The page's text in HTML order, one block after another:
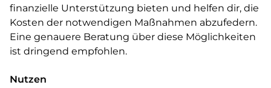
finanzielle Unterstützung bieten und helfen dir, die
Kosten der notwendigen Maßnahmen abzufedern.
Eine genauere Beratung über diese Möglichkeiten
ist dringend empfohlen.
Nutzen